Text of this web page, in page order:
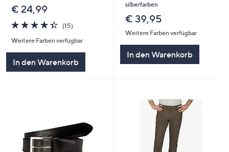
€ 24,99
4.3
von
5
(15)15
Weitere Farben verfügbar
In den Warenkorb
silberfarben
€ 39,95
Weitere Farben verfügbar
In den Warenkorb